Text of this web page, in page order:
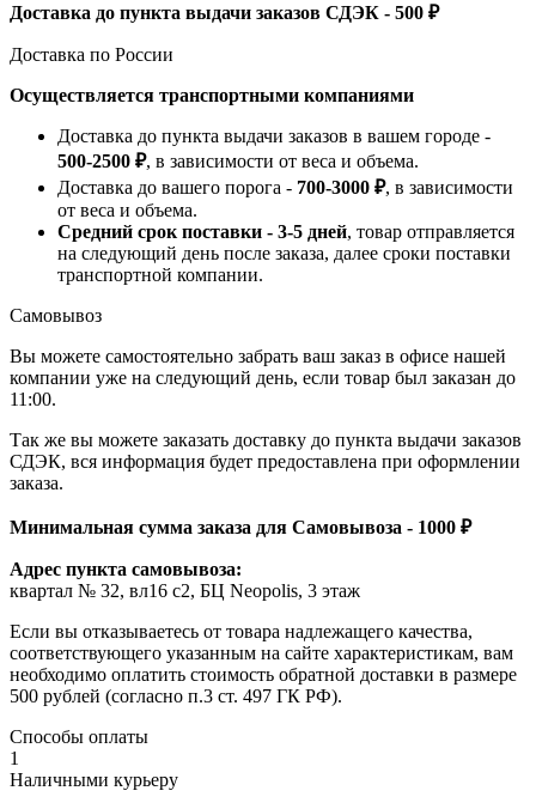
Доставка до пункта выдачи заказов СДЭК - 500 ₽
Доставка по России
Осуществляется транспортными компаниями
Доставка до пункта выдачи заказов в вашем городе -
500-2500 ₽, в зависимости от веса и объема.
Доставка до вашего порога - 700-3000 ₽, в зависимости
от веса и объема.
Средний срок поставки - 3-5 дней, товар отправляется
на следующий день после заказа, далее сроки поставки
транспортной компании.
Самовывоз
Вы можете самостоятельно забрать ваш заказ в офисе нашей
компании уже на следующий день, если товар был заказан до
11:00.
Так же вы можете заказать доставку до пункта выдачи заказов
СДЭК, вся информация будет предоставлена при оформлении
заказа.
Минимальная сумма заказа для Самовывоза - 1000 ₽
Адрес пункта самовывоза:
квартал № 32, вл16 с2, БЦ Neopolis, 3 этаж
Если вы отказываетесь от товара надлежащего качества,
соответствующего указанным на сайте характеристикам, вам
необходимо оплатить стоимость обратной доставки в размере
500 рублей (согласно п.3 ст. 497 ГК РФ).
Способы оплаты
1
Наличными курьеру